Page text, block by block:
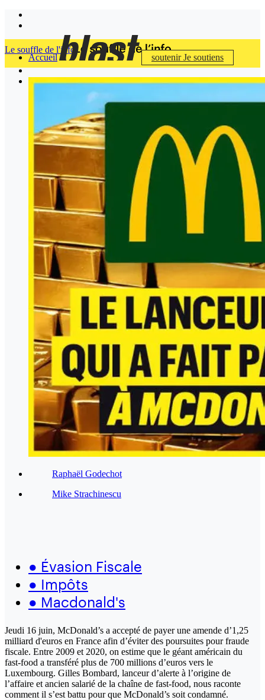
Accueil soutenirJe soutiens
Le souffle de l'info
Raphaël Godechot
Mike Strachinescu
● Évasion Fiscale
● Impôts
● Macdonald's
Jeudi 16 juin, McDonald’s a accepté de payer une amende d’1,25
milliard d'euros en France afin d’éviter des poursuites pour fraude
fiscale. Entre 2009 et 2020, on estime que le géant américain du
fast-food a transféré plus de 700 millions d’euros vers le
Luxembourg. Gilles Bombard, lanceur d’alerte à l’origine de
l’affaire et ancien salarié de la chaîne de fast-food, nous raconte
comment il s’est battu pour que McDonald’s soit condamné.